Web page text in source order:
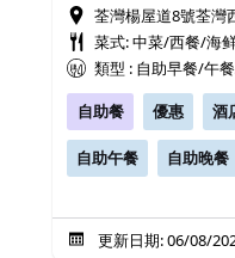
荃灣楊屋道8號荃灣
菜式: 中菜/西餐/海
類型 : 自助早餐/午
自助餐
優惠 酒
自助午餐 自助晚餐
更新日期: 06/08/